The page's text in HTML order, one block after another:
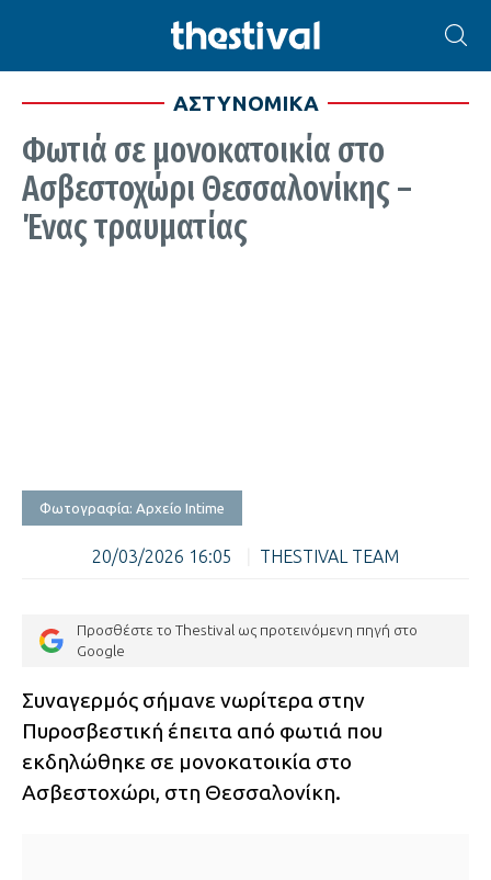
ΑΣΤΥΝΟΜΙΚΑ
Φωτιά σε μονοκατοικία στο
Ασβεστοχώρι Θεσσαλονίκης –
Ένας τραυματίας
Φωτογραφία: Αρχείο Intime
20/03/2026 16:05 THESTIVAL TEAM
Προσθέστε το Thestival ως προτεινόμενη πηγή στο
Google
Συναγερμός σήμανε νωρίτερα στην
Πυροσβεστική έπειτα από φωτιά που
εκδηλώθηκε σε μονοκατοικία στο
Ασβεστοχώρι, στη Θεσσαλονίκη.